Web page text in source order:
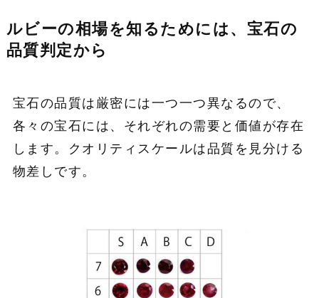
ルビーの相場を知るためには、宝石の
品質判定から
宝石の品質は厳密には一つ一つ異なるので、
各々の宝石には、それぞれの需要と価値が存在
します。クオリティスケールは品質を見分ける
物差しです。